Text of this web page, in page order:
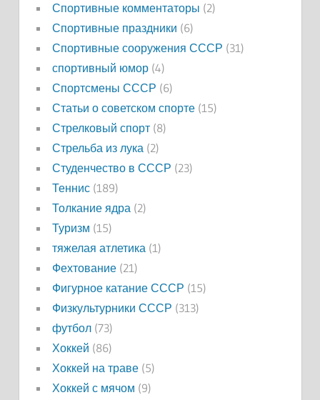
Спортивные комментаторы (2)
Спортивные праздники (6)
Спортивные сооружения СССР (31)
спортивный юмор(4)
Спортсмены СССР (6)
Статьи о советском спорте(15)
Стрелковый спорт(8)
Стрельба из лука(2)
Студенчество в СССР (23)
Теннис(189)
Толкание ядра(2)
Туризм (15)
тяжелая атлетика(1)
Фехтование(21)
Фигурное катание СССР (15)
Физкультурники СССР (313)
футбол(73)
Хоккей (86)
Хоккей на траве(5)
Хоккей с мячом (9)